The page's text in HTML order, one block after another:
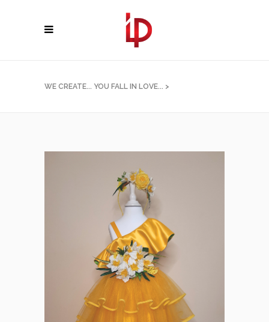
WE CREATE... YOU FALL IN LOVE... >